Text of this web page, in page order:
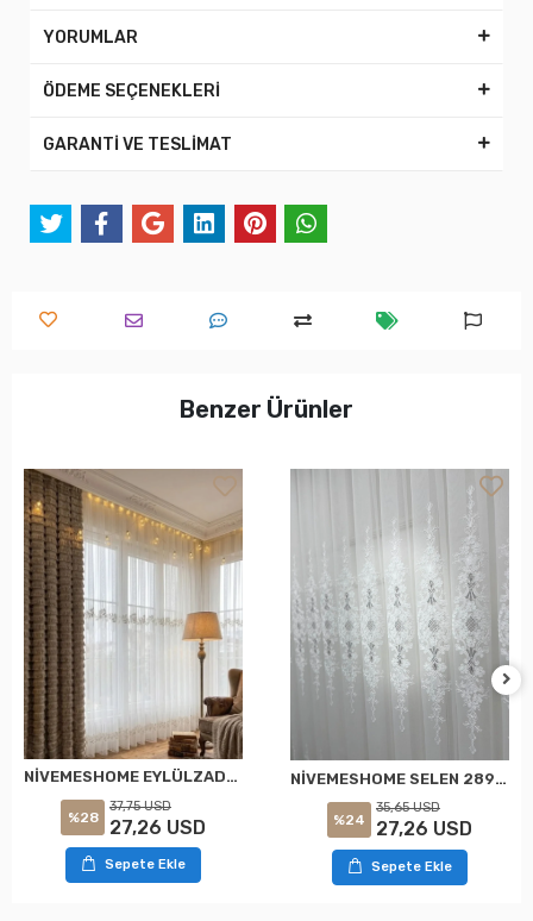
YORUMLAR
ÖDEME SEÇENEKLERİ
GARANTİ VE TESLİMAT
Benzer Ürünler
NİVEMESHOME EYLÜLZADE GOLD DETAY 1/3 PİLELİ TÜL PERDE APM
%28
37,75 USD
27,26 USD
Sepete Ekle
NİVEMESHOME SELEN 2895 GÜMÜŞ 1/2,5 PİLELİ TÜL PERDE APM
%24
35,65 USD
27,26 USD
Sepete Ekle